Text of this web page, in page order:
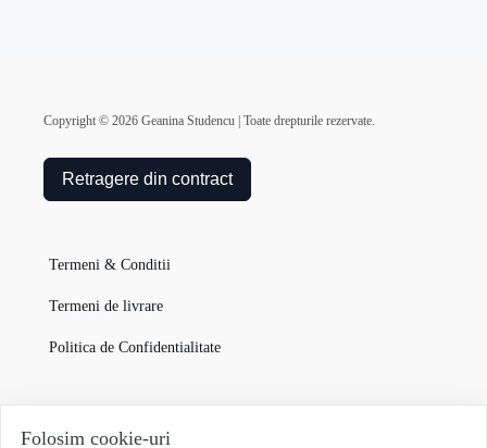
Copyright © 2026 Geanina Studencu | Toate drepturile rezervate.
Retragere din contract
Termeni & Conditii
Termeni de livrare
Politica de Confidentialitate
Garanția Produselor
Folosim cookie-uri